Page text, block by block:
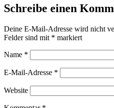
Schreibe einen
Deine E-Mail-Adresse wird nicht
Felder sind mit * markiert
Name *
E-Mail-Adresse *
Website